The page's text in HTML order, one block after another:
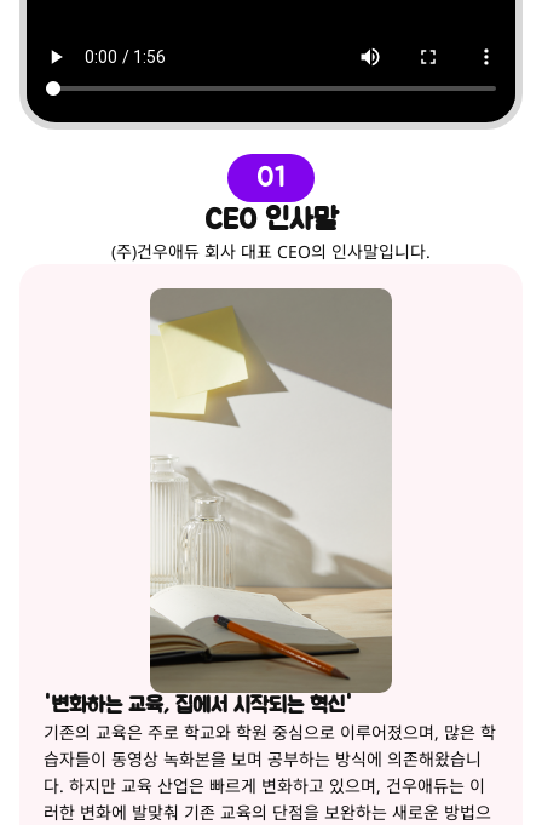
01
CEO 인사말
(주)건우애듀 회사 대표 CEO의 인사말입니다.
'변화하는 교육, 집에서 시작되는 혁신'
기존의 교육은 주로 학교와 학원 중심으로 이루어졌으며, 많은 학
습자들이 동영상 녹화본을 보며 공부하는 방식에 의존해왔습니
다. 하지만 교육 산업은 빠르게 변화하고 있으며, 건우애듀는 이
러한 변화에 발맞춰 기존 교육의 단점을 보완하는 새로운 방법으